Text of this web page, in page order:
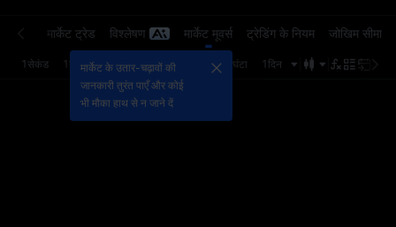
मार्केट ट्रेड विश्लेषण मार्केट मूवर्स ट्रेडिंग के नियम जोखिम सीमा
1सेकंड 1मिनट 5मिनट 15मिनट 4घंटा 1दिन
मार्केट के उतार-चढ़ावों की
जानकारी तुरंत पाएँ और कोई
भी मौका हाथ से न जाने दें